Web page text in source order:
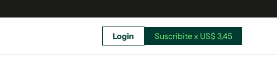
Login Suscribite x US$ 3,45